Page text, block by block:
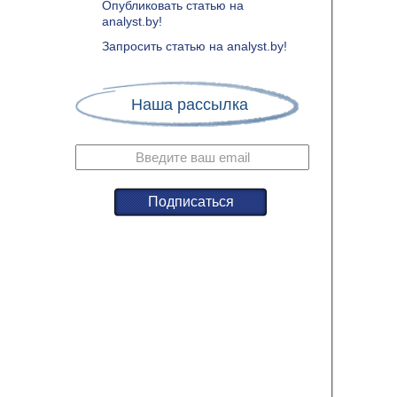
Опубликовать статью на
analyst.by!
Запросить статью на analyst.by!
Наша рассылка